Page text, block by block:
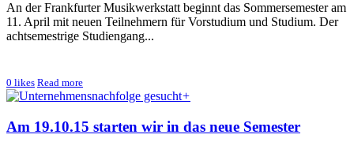
An der Frankfurter Musikwerkstatt beginnt das Sommersemester am
11. April mit neuen Teilnehmern für Vorstudium und Studium. Der
achtsemestrige Studiengang...
0 likes Read more
+
Am 19.10.15 starten wir in das neue Semester